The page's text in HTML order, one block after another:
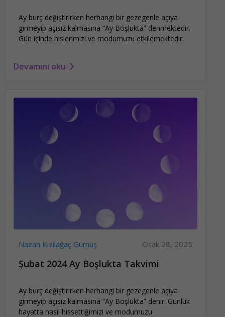
Ay burç değiştirirken herhangi bir gezegenle açıya
girmeyip açısız kalmasına “Ay Boşlukta” denmektedir.
Gün içinde hislerimizi ve modumuzu etkilemektedir.
Devamını oku
Nazan Kızılağaç Gümüş Ocak 28, 2025
Şubat 2024 Ay Boşlukta Takvimi
Ay burç değiştirirken herhangi bir gezegenle açıya
girmeyip açısız kalmasına “Ay Boşlukta” denir. Günlük
hayatta nasıl hissettiğimizi ve modumuzu